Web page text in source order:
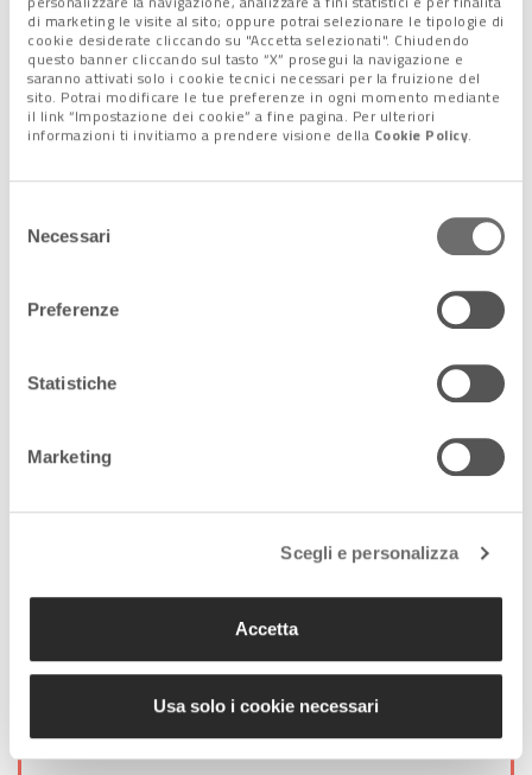
di marketing le visite al sito; oppure potrai selezionare le tipologie di
cookie desiderate cliccando su "Accetta selezionati". Chiudendo
questo banner cliccando sul tasto “X” prosegui la navigazione e
saranno attivati solo i cookie tecnici necessari per la fruizione del
sito. Potrai modificare le tue preferenze in ogni momento mediante
il link “Impostazione dei cookie” a fine pagina. Per ulteriori
informazioni ti invitiamo a prendere visione della Cookie Policy.
delNecessari
Preferenze
Statistiche
Marketing
Scegli e personalizza
Accetta
Usa solo i cookie necessari
8 Aprile 2019
Discriminati sul lavoro? Non
abbattetevi: c'è la consigliera di parità
Il dato è nazionale, ma rivela una
casi di discriminazione sul lavoro
22 Ottobre 2021
E' Simonetta Cheli la nuova Direttrice dei
Terra sarà una donna: Simonetta
dell’anno
Per il proprio coraggio, la propria
tenacia e il costante impegno per un
artigianalità e di fama internazionale.
[…]